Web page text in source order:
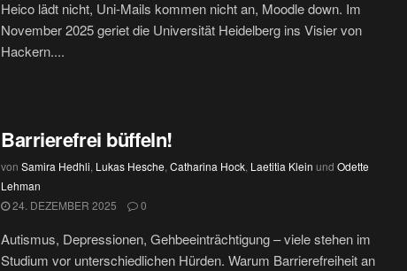
Heico lädt nicht, Uni-Mails kommen nicht an, Moodle down. Im
November 2025 geriet die Universität Heidelberg ins Visier von
Hackern....
Barrierefrei büffeln!
von Samira Hedhli, Lukas Hesche, Catharina Hock, Laetitia Klein und Odette
Lehman
24. DEZEMBER 2025
0
Autismus, Depressionen, Gehbeeinträchtigung – viele stehen im
Studium vor unterschiedlichen Hürden. Warum Barrierefreiheit an